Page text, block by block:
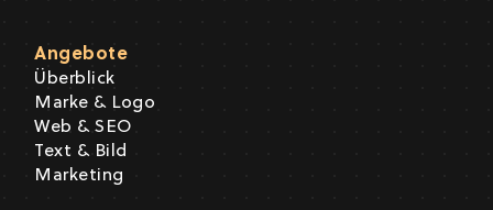
Angebote
Überblick
Marke & Logo
Web & SEO
Text & Bild
Marketing